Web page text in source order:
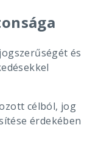
és
célból, jog
érdekében